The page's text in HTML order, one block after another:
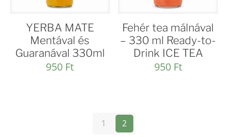
YERBA MATE
Mentával és
Guaranával 330ml
950 Ft
Fehér tea málnával
– 330 ml Ready-to-
Drink ICE TEA
950 Ft
1 2